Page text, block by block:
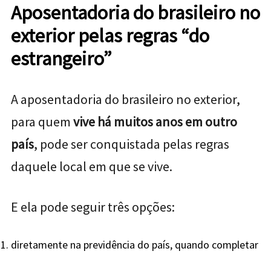
Aposentadoria do brasileiro no
exterior pelas regras “do
estrangeiro”
A aposentadoria do brasileiro no exterior,
para quemvive há muitos anos em outro
país, pode ser conquistada pelas regras
daquele local em que se vive.
E ela pode seguir três opções:
diretamente na previdência do país, quando completar